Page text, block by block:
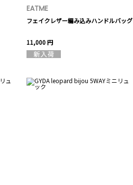
EATME
フェイクレザー編み込みハンドルバッグ
11,000 円